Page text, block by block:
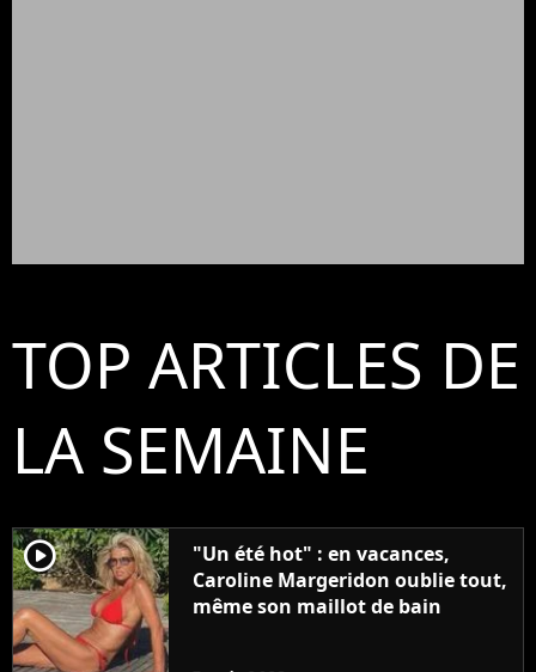
TOP ARTICLES DE
LA SEMAINE
player2
"Un été hot" : en vacances,
Caroline Margeridon oublie tout,
même son maillot de bain